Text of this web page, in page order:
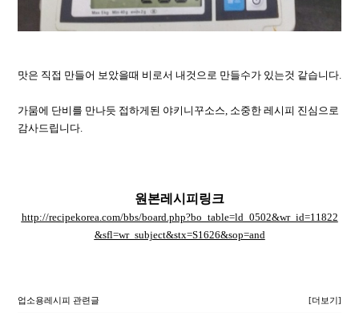
맛은 직접 만들어 보았을때 비로서 내것으로 만들수가 있는것 같습니다.
가뭄에 단비를 만나듯 접하게된 야키니꾸소스, 소중한 레시피 진심으로
감사드립니다.
원본레시피링크
http://recipekorea.com/bbs/board.php?bo_table=ld_0502&wr_id=11822
&sfl=wr_subject&stx=S1626&sop=and
업소용레시피 관련글 [더보기]